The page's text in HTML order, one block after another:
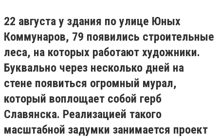
22 августа у здания по улице Юных
Коммунаров, 79 появились строительные
леса, на которых работают художники.
Буквально через несколько дней на
стене появиться огромный мурал,
который воплощает собой герб
Славянска. Реализацией такого
масштабной задумки занимается проект